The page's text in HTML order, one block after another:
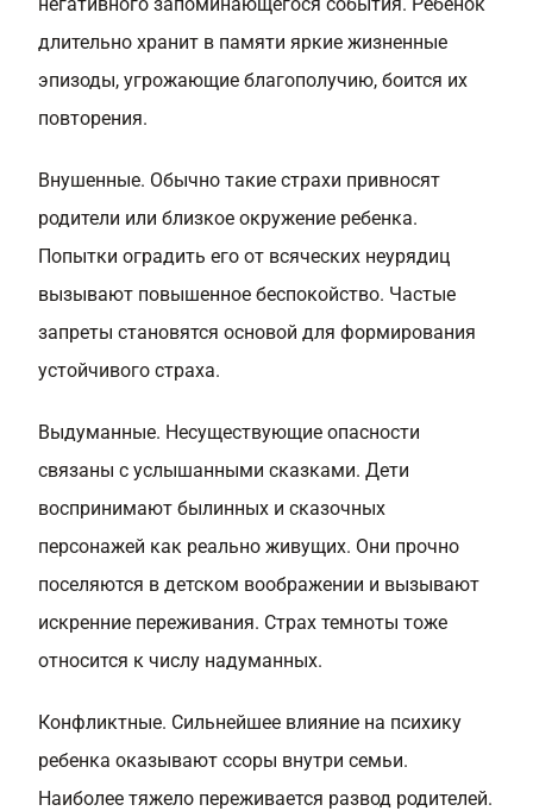
длительно хранит в памяти яркие жизненные
эпизоды, угрожающие благополучию, боится их
повторения.
Внушенные. Обычно такие страхи привносят
родители или близкое окружение ребенка.
Попытки оградить его от всяческих неурядиц
вызывают повышенное беспокойство. Частые
запреты становятся основой для формирования
устойчивого страха.
Выдуманные. Несуществующие опасности
связаны с услышанными сказками. Дети
воспринимают былинных и сказочных
персонажей как реально живущих. Они прочно
поселяются в детском воображении и вызывают
искренние переживания. Страх темноты тоже
относится к числу надуманных.
Конфликтные. Сильнейшее влияние на психику
ребенка оказывают ссоры внутри семьи.
Наиболее тяжело переживается развод родителей.